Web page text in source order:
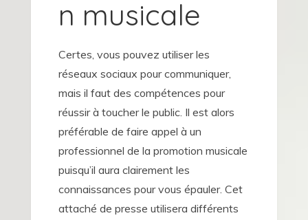
n musicale
Certes, vous pouvez utiliser les
réseaux sociaux pour communiquer,
mais il faut des compétences pour
réussir à toucher le public. Il est alors
préférable de faire appel à un
professionnel de la promotion musicale
puisqu’il aura clairement les
connaissances pour vous épauler. Cet
attaché de presse utilisera différents